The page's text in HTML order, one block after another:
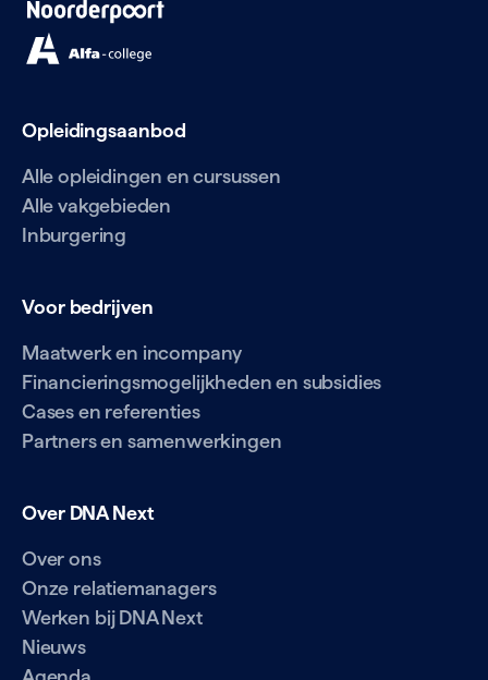
Opleidingsaanbod
Alle opleidingen en cursussen
Alle vakgebieden
Inburgering
Voor bedrijven
Maatwerk en incompany
Financieringsmogelijkheden en subsidies
Cases en referenties
Partners en samenwerkingen
Over DNA Next
Over ons
Onze relatiemanagers
Werken bij DNA Next
Nieuws
Agenda